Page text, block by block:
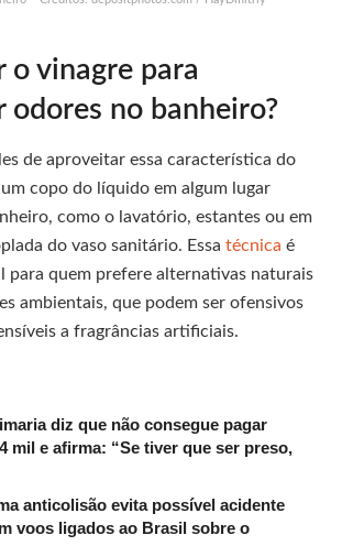
o vinagre para
odores no banheiro?
de aproveitar essa característica do
copo do líquido em algum lugar
como o lavatório, estantes ou em
do vaso sanitário. Essa técnica é
para quem prefere alternativas naturais
ambientais, que podem ser ofensivos
a fragrâncias artificiais.
diz que não consegue pagar
mil e afirma: “Se tiver que ser preso,
anticolisão evita possível acidente
voos ligados ao Brasil sobre o